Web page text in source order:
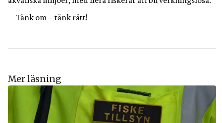
Tänk om – tänk rätt!
Mer läsning